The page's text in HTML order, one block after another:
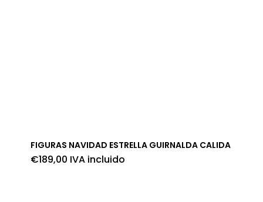
FIGURAS NAVIDAD ESTRELLA GUIRNALDA CALIDA
€189,00 IVA incluido